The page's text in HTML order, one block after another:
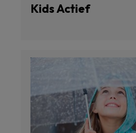
Kids Actief